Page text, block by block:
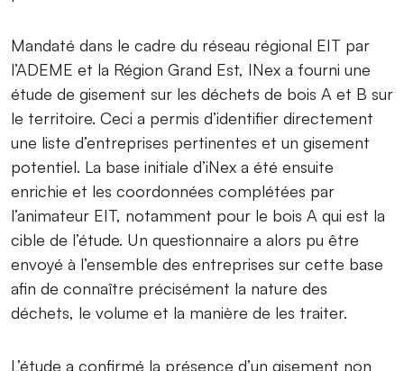
Mandaté dans le cadre du réseau régional EIT par
l’ADEME et la Région Grand Est, INex a fourni une
étude de gisement sur les déchets de bois A et B sur
le territoire. Ceci a permis d’identifier directement
une liste d’entreprises pertinentes et un gisement
potentiel. La base initiale d’iNex a été ensuite
enrichie et les coordonnées complétées par
l’animateur EIT, notamment pour le bois A qui est la
cible de l’étude. Un questionnaire a alors pu être
envoyé à l’ensemble des entreprises sur cette base
afin de connaître précisément la nature des
déchets, le volume et la manière de les traiter.
L’étude a confirmé la présence d’un gisement non